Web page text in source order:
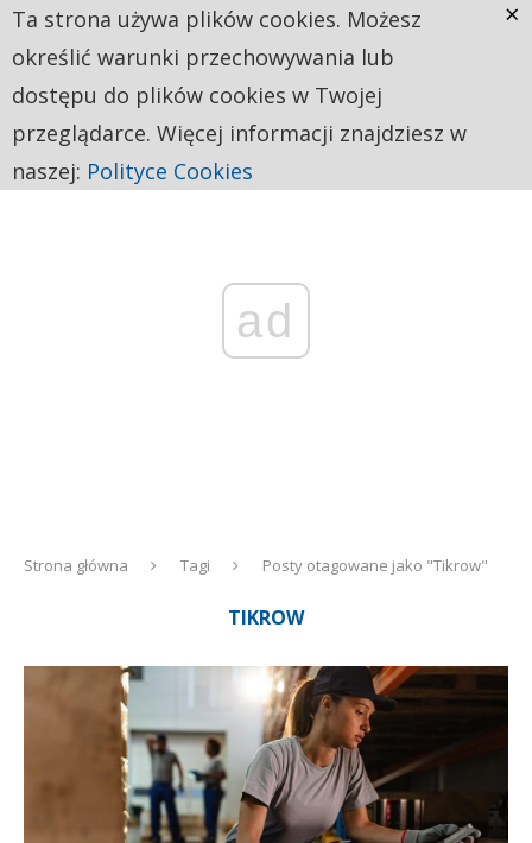
ad
Strona główna Tagi Posty otagowane jako "Tikrow"
TIKROW
Ta strona używa plików cookies. Możesz
określić warunki przechowywania lub
dostępu do plików cookies w Twojej
przeglądarce. Więcej informacji znajdziesz w
naszej: Polityce Cookies
×